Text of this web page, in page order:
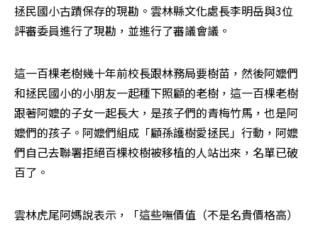
拯民國小古蹟保存的現勘。雲林縣文化處長李明岳與3位
評審委員進行了現勘，並進行了審議會議。
這一百棵老樹幾十年前校長跟林務局要樹苗，然後阿嬤們
和拯民國小的小朋友一起種下照顧的老樹，這一百棵老樹
跟著阿嬤的子女一起長大，是孩子們的青梅竹馬，也是阿
嬤們的孩子。阿嬤們組成「顧孫護樹愛拯民」行動，阿嬤
們自己去聯署拒絕百棵校樹被移植的人站出來，名單已破
百了。
雲林虎尾阿媽說表示，「這些嘸價值（不是名貴價格高）